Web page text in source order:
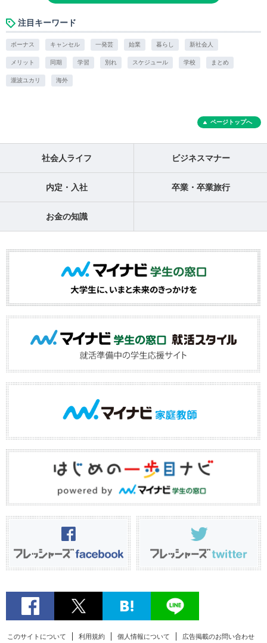
注目キーワード
ボーナス キャンセル 一発芸 始業 暮らし 新社会人
メリット 同期 学習 別れ スケジュール 学校 まとめ
瀧波ユカリ 海外
ページトップへ
社会人ライフ ビジネスマナー
内定・入社 卒業・卒業旅行
お金の知識
このサイトについて 利用規約 個人情報について 広告掲載のお問い合わせ